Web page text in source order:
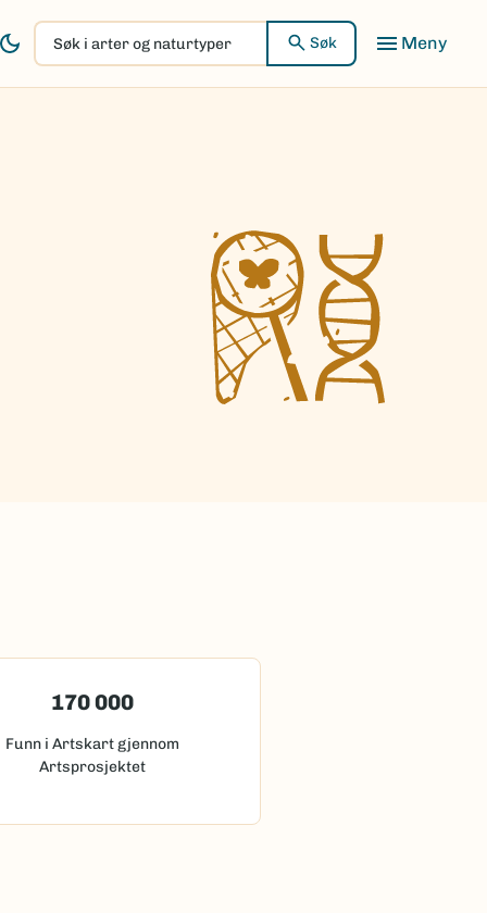
Søk
i
arter
Søk
170 000
Funn i Artskart gjennom
Artsprosjektet